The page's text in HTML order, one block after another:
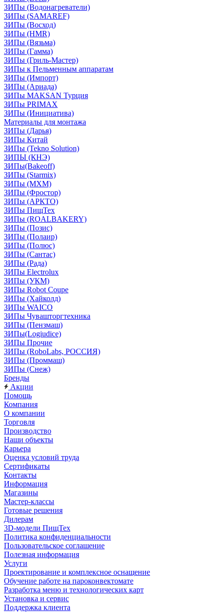
ЗИПы (Водонагреватели)
ЗИПы (SAMAREF)
ЗИПы (Восход)
ЗИПы (HMR)
ЗИПы (Вязьма)
ЗИПы (Гамма)
ЗИПы (Гриль-Мастер)
ЗИПы к Пельменным аппаратам
ЗИПы (Импорт)
ЗИПы (Ариада)
ЗИПы MAKSAN Турция
ЗИПы PRIMAX
ЗИПы (Инициатива)
Материалы для монтажа
ЗИПы (Дарья)
ЗИПы Китай
ЗИПы (Tekno Solution)
ЗИПЫ (КНЭ)
ЗИПы(Bakeoff)
ЗИПы (Starmix)
ЗИПы (МХМ)
ЗИПы (Фростор)
ЗИПы (АРКТО)
ЗИПы ПищТех
ЗИПы (ROALBAKERY)
ЗИПы (Позис)
ЗИПы (Полаир)
ЗИПы (Полюс)
ЗИПы (Сантас)
ЗИПы (Рада)
ЗИПы Electrolux
ЗИПы (УКМ)
ЗИПы Robot Coupe
ЗИПы (Хайколд)
ЗИПы WAICO
ЗИПы Чувашторгтехника
ЗИПы (Пензмаш)
ЗИПы(Logiudice)
ЗИПы Прочие
ЗИПы (RoboLabs, РОССИЯ)
ЗИПы (Проммаш)
ЗИПы (Снеж)
Бренды
Акции
Помощь
Компания
О компании
Торговля
Производство
Наши объекты
Карьера
Оценка условий труда
Сертификаты
Контакты
Информация
Магазины
Мастер-классы
Готовые решения
Дилерам
3D-модели ПищТех
Политика конфиденциальности
Пользовательское соглашение
Полезная информация
Услуги
Проектирование и комплексное оснащение
Обучение работе на пароконвектомате
Разработка меню и технологических карт
Установка и сервис
Поддержка клиента